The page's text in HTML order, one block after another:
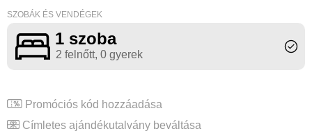
SZOBÁK ÉS VENDÉGEK
1 szoba
2 felnőtt, 0 gyerek
Promóciós kód hozzáadása
Címletes ajándékutalvány beváltása